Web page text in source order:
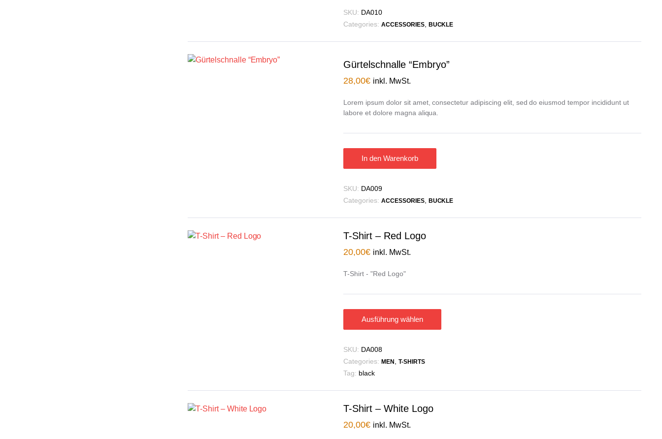
SKU: DA010
Categories: ACCESSORIES, BUCKLE
Gürtelschnalle “Embryo”
28,00€ inkl. MwSt.
Lorem ipsum dolor sit amet, consectetur adipiscing elit, sed do eiusmod tempor incididunt ut
labore et dolore magna aliqua.
In den Warenkorb
SKU: DA009
Categories: ACCESSORIES, BUCKLE
T-Shirt – Red Logo
20,00€ inkl. MwSt.
T-Shirt - "Red Logo"
Ausführung wählen
SKU: DA008
Categories: MEN T-SHIRTS
Tag: black
T-Shirt – White Logo
20,00€ inkl. MwSt.